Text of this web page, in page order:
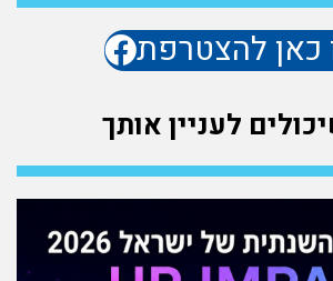
כאן להצטרפת
לעניין אותך